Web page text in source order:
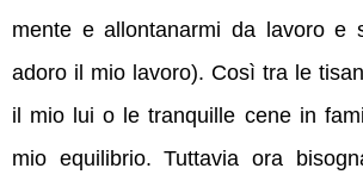
mente e allontanarmi da lavoro e
adoro il mio lavoro). Così tra le
il mio lui o le tranquille cene in
mio equilibrio. Tuttavia ora